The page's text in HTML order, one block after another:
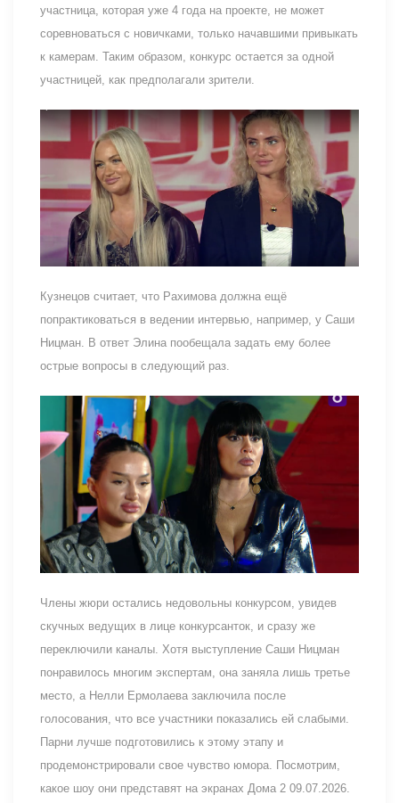
участница, которая уже 4 года на проекте, не может
соревноваться с новичками, только начавшими привыкать
к камерам. Таким образом, конкурс остается за одной
участницей, как предполагали зрители.
Кузнецов считает, что Рахимова должна ещё
попрактиковаться в ведении интервью, например, у Саши
Ницман. В ответ Элина пообещала задать ему более
острые вопросы в следующий раз.
Члены жюри остались недовольны конкурсом, увидев
скучных ведущих в лице конкурсанток, и сразу же
переключили каналы. Хотя выступление Саши Ницман
понравилось многим экспертам, она заняла лишь третье
место, а Нелли Ермолаева заключила после
голосования, что все участники показались ей слабыми.
Парни лучше подготовились к этому этапу и
продемонстрировали свое чувство юмора. Посмотрим,
какое шоу они представят на экранах Дома 2 09.07.2026.